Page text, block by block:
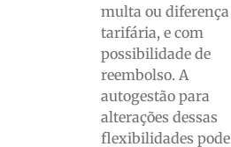
multa ou diferença
tarifária, e com
possibilidade de
reembolso. A
autogestão para
alterações dessas
flexibilidades pode